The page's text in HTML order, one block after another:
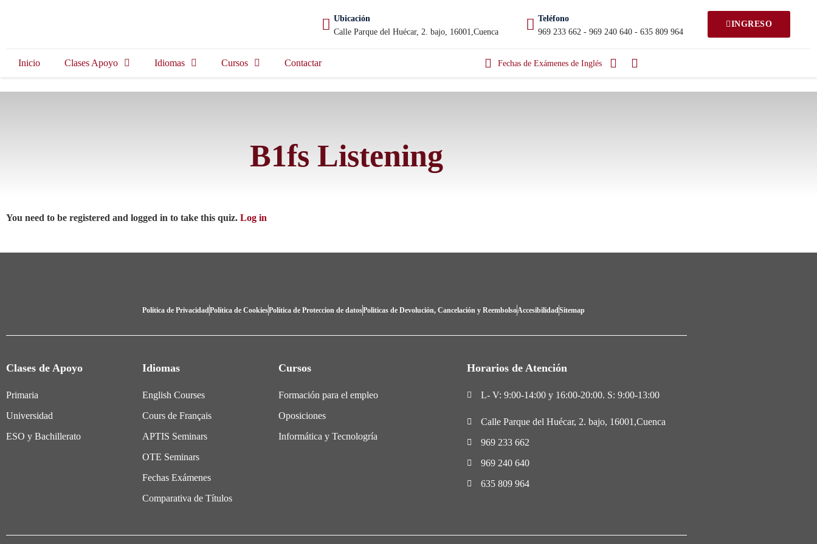
Ubicación
Calle Parque del Huécar, 2. bajo, 16001,Cuenca
Teléfono
969 233 662 - 969 240 640 - 635 809 964
INGRESO
Inicio Clases Apoyo Idiomas Cursos Contactar Fechas de Exámenes de Inglés
B1fs Listening
You need to be registered and logged in to take this quiz. Log in
Política de PrivacidadPolítica de CookiesPolítica de Proteccion de datosPoliticas de Devolución, Cancelación y ReembolsoAccesibilidadSitemap
Clases de Apoyo
Primaria
Universidad
ESO y Bachillerato
Idiomas
English Courses
Cours de Français
APTIS Seminars
OTE Seminars
Fechas Exámenes
Comparativa de Títulos
Cursos
Formación para el empleo
Oposiciones
Informática y Tecnologría
Horarios de Atención
L- V: 9:00-14:00 y 16:00-20:00. S: 9:00-13:00
Calle Parque del Huécar, 2. bajo, 16001,Cuenca
969 233 662
969 240 640
635 809 964